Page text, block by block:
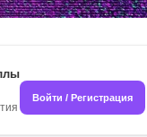
Войти / Регистрация